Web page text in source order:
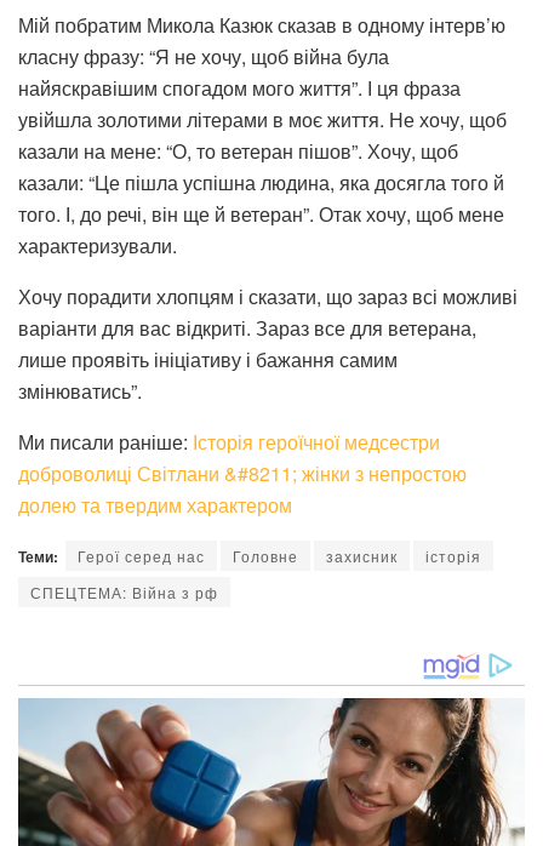
Мій побратим Микола Казюк сказав в одному інтерв’ю
класну фразу: “Я не хочу, щоб війна була
найяскравішим спогадом мого життя”. І ця фраза
увійшла золотими літерами в моє життя. Не хочу, щоб
казали на мене: “О, то ветеран пішов”. Хочу, щоб
казали: “Це пішла успішна людина, яка досягла того й
того. І, до речі, він ще й ветеран”. Отак хочу, щоб мене
характеризували.
Хочу порадити хлопцям і сказати, що зараз всі можливі
варіанти для вас відкриті. Зараз все для ветерана,
лише проявіть ініціативу і бажання самим
змінюватись”.
Ми писали раніше: Історія героїчної медсестри
доброволиці Світлани &#8211; жінки з непростою
долею та твердим характером
Теми: Герої серед нас Головне захисник
історія
СПЕЦТЕМА: Війна з рф